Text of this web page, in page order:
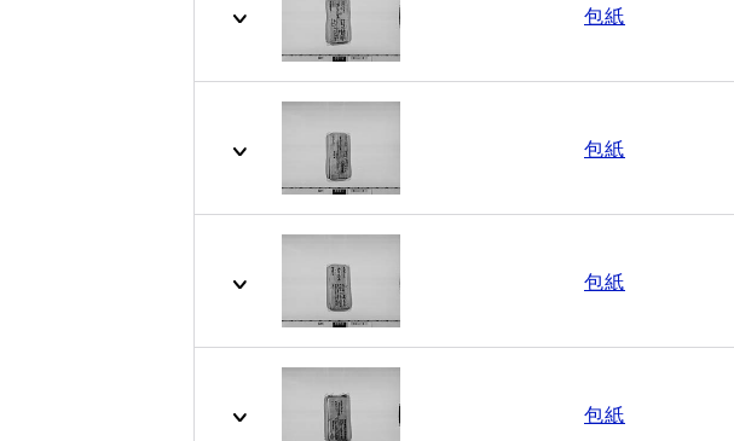
包紙
包紙
包紙
包紙